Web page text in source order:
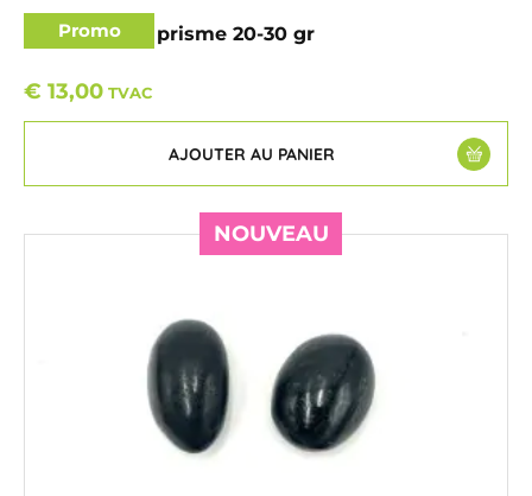
Promo
Quartz fumé prisme 20-30 gr
€ 13,00 TVAC
AJOUTER AU PANIER
NOUVEAU
NOUVEAU